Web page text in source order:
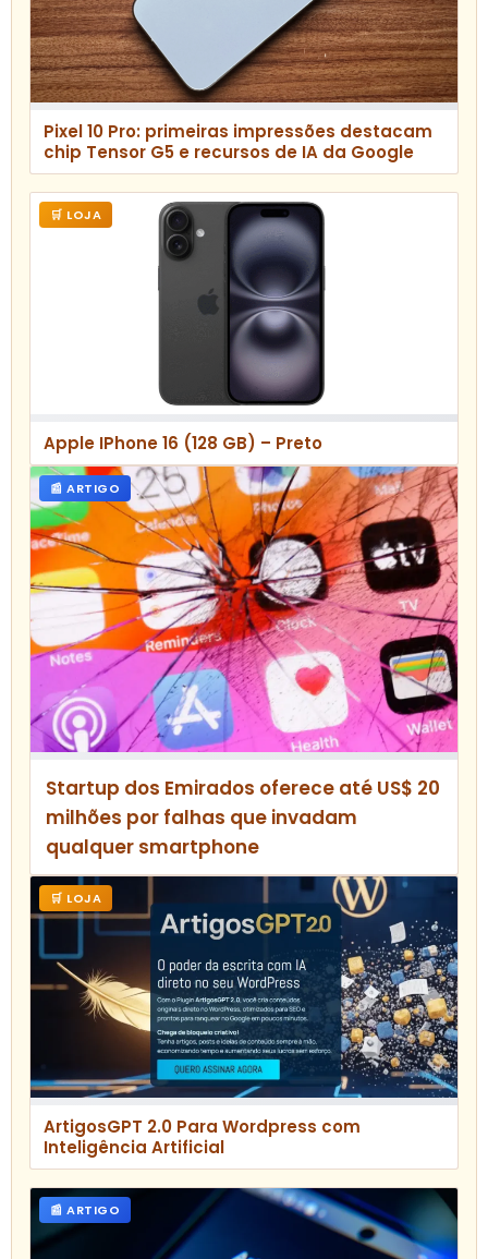
Pixel 10 Pro: primeiras impressões destacam
chip Tensor G5 e recursos de IA da Google
🛒 LOJA
Apple IPhone 16 (128 GB) – Preto
📰 ARTIGO
Startup dos Emirados oferece até US$ 20
milhões por falhas que invadam
qualquer smartphone
🛒 LOJA
ArtigosGPT 2.0 Para Wordpress com
Inteligência Artificial
📰 ARTIGO